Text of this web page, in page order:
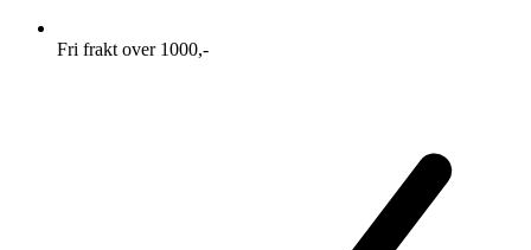
Fri frakt over 1000,-